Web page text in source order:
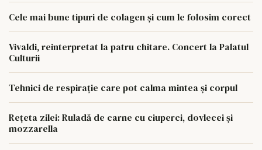
Cele mai bune tipuri de colagen și cum le folosim corect
Vivaldi, reinterpretat la patru chitare. Concert la Palatul
Culturii
Tehnici de respirație care pot calma mintea și corpul
Rețeta zilei: Ruladă de carne cu ciuperci, dovlecei și
mozzarella